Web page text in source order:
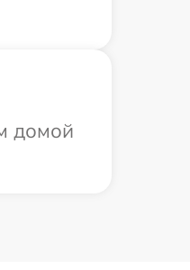
домой